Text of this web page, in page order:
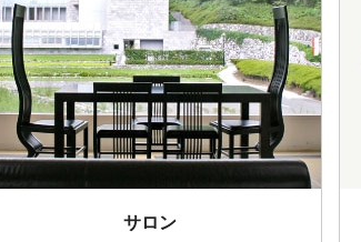
サロン